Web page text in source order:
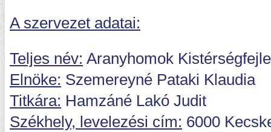
A szervezet adatai:
Teljes név: Aranyhomok
Elnöke: Szemereyné Pataki Klaudia
Titkára: Hamzáné Lakó Judit
Székhely, levelezési cím: 6000